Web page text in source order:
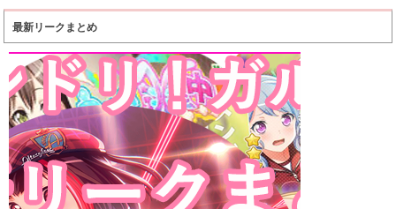
最新リークまとめ